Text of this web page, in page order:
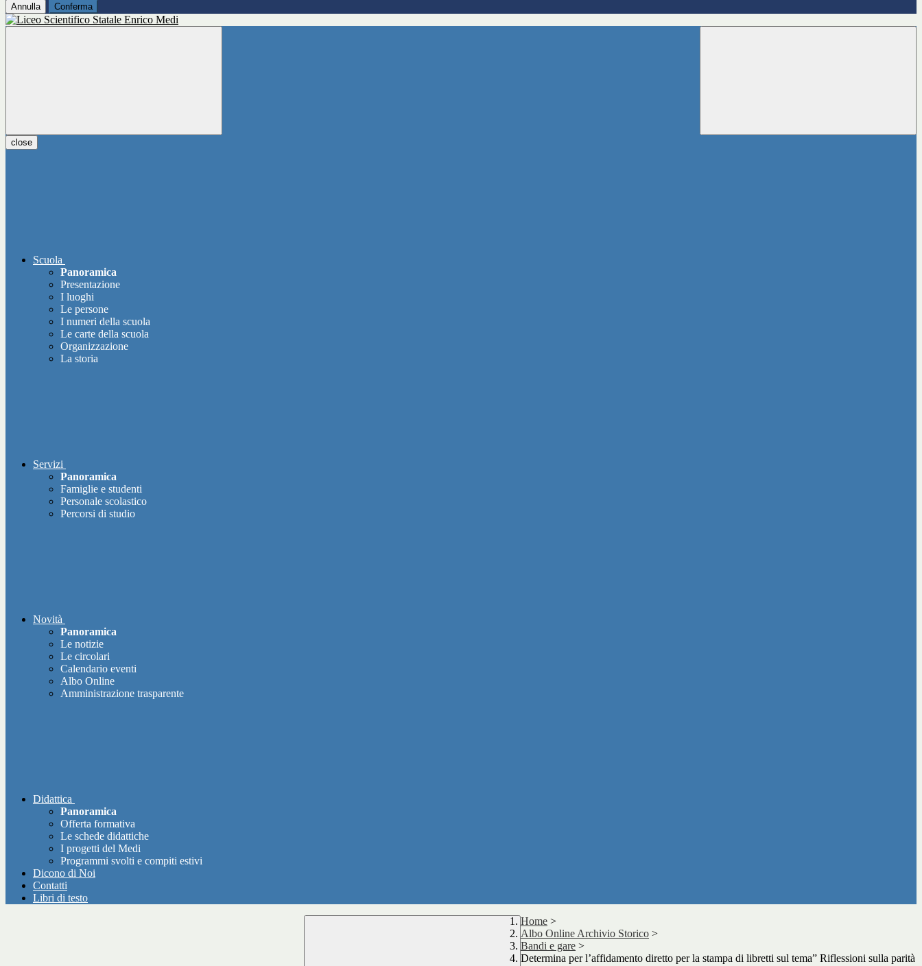
Annulla Conferma
close
Scuola
Panoramica
Presentazione
I luoghi
Le persone
I numeri della scuola
Le carte della scuola
Organizzazione
La storia
Servizi
Panoramica
Famiglie e studenti
Personale scolastico
Percorsi di studio
Novità
Panoramica
Le notizie
Le circolari
Calendario eventi
Albo Online
Amministrazione trasparente
Didattica
Panoramica
Offerta formativa
Le schede didattiche
I progetti del Medi
Programmi svolti e compiti estivi
Dicono di Noi
Contatti
Libri di testo
Home >
Albo Online Archivio Storico >
Bandi e gare >
Determina per l’affidamento diretto per la stampa di libretti sul tema” Riflessioni sulla parità